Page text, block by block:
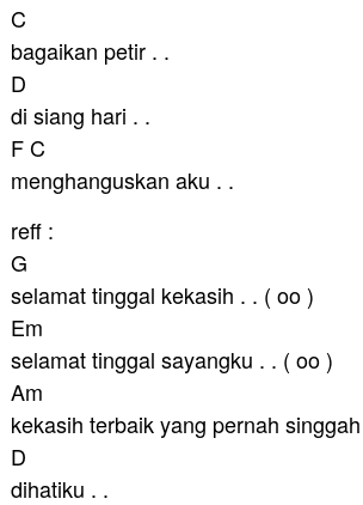
C
bagaikan petir . .
D
di siang hari . .
F C
menghanguskan aku . .
reff :
G
selamat tinggal kekasih . . ( oo )
Em
selamat tinggal sayangku . . ( oo )
Am
kekasih terbaik yang pernah singgah
D
dihatiku . .